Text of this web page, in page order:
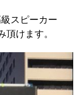
スピーカー
けます。